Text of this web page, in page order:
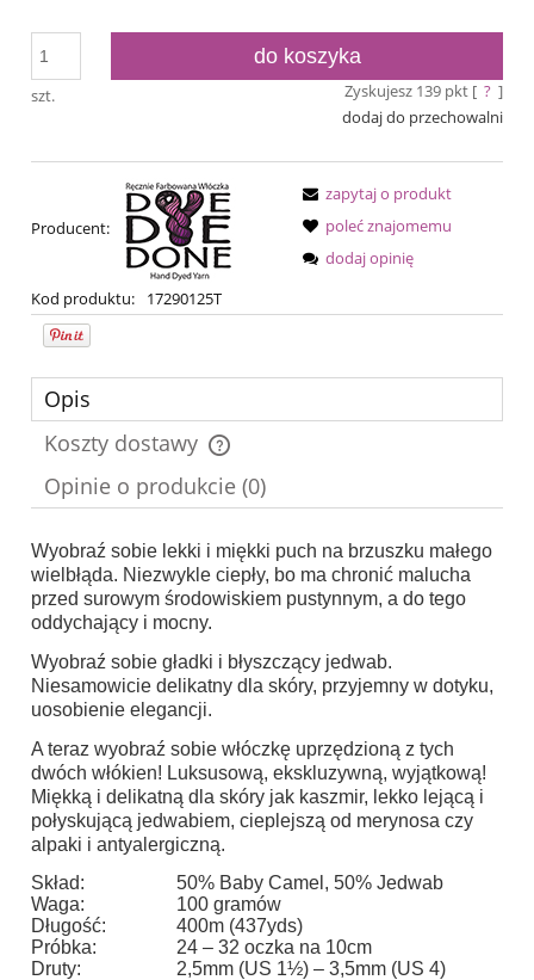
szt.
do koszyka
Zyskujesz 139pkt [ ? ]
dodaj do przechowalni
Producent:
Kod produktu: 17290125T
zapytaj o produkt
poleć znajomemu
dodaj opinię
Opis
Koszty dostawy
Cena nie zawiera ewentualnych kosztów płatności
Opinie o produkcie (0)
Wyobraź sobie lekki i miękki puch na brzuszku małego
wielbłąda. Niezwykle ciepły, bo ma chronić malucha
przed surowym środowiskiem pustynnym, a do tego
oddychający i mocny.
Wyobraź sobie gładki i błyszczący jedwab.
Niesamowicie delikatny dla skóry, przyjemny w dotyku,
uosobienie elegancji.
A teraz wyobraź sobie włóczkę uprzędzioną z tych
dwóch włókien! Luksusową, ekskluzywną, wyjątkową!
Miękką i delikatną dla skóry jak kaszmir, lekko lejącą i
połyskującą jedwabiem, cieplejszą od merynosa czy
alpaki i antyalergiczną.
Skład:
50% Baby Camel, 50% Jedwab
Waga:
100 gramów
Długość:
400m (437yds)
Próbka:
24 – 32 oczka na 10cm
Druty:
2,5mm (US 1½) – 3,5mm (US 4)